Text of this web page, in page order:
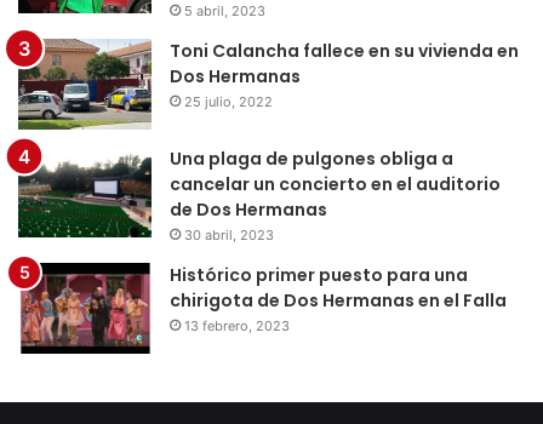
5 abril, 2023
Toni Calancha fallece en su vivienda en
Dos Hermanas
25 julio, 2022
Una plaga de pulgones obliga a
cancelar un concierto en el auditorio
de Dos Hermanas
30 abril, 2023
Histórico primer puesto para una
chirigota de Dos Hermanas en el Falla
13 febrero, 2023